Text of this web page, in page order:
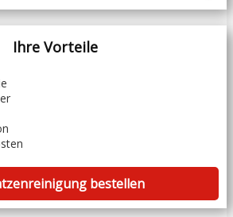
Ihre Vorteile
bestellen